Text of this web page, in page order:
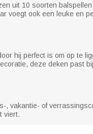
uit 10 soorten
voegt ook een leuke en
hij perfect is om op te
deze deken past
, vakantie- of
viert.